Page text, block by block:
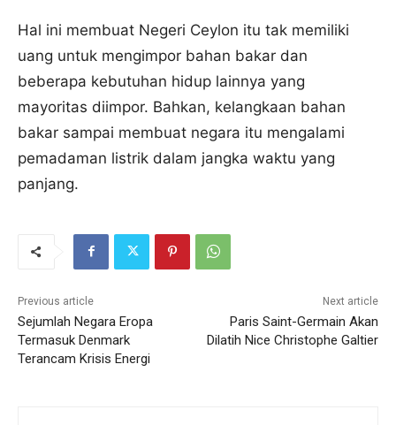
Hal ini membuat Negeri Ceylon itu tak memiliki
uang untuk mengimpor bahan bakar dan
beberapa kebutuhan hidup lainnya yang
mayoritas diimpor. Bahkan, kelangkaan bahan
bakar sampai membuat negara itu mengalami
pemadaman listrik dalam jangka waktu yang
panjang.
Previous article
Sejumlah Negara Eropa
Termasuk Denmark
Terancam Krisis Energi
Next article
Paris Saint-Germain Akan
Dilatih Nice Christophe Galtier